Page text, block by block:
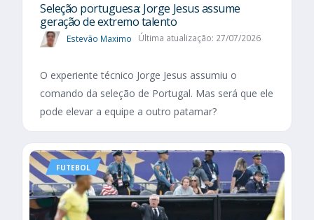
Seleção portuguesa: Jorge Jesus assume
geração de extremo talento
Estevão Maximo Última atualização: 27/07/2026
O experiente técnico Jorge Jesus assumiu o
comando da seleção de Portugal. Mas será que ele
pode elevar a equipe a outro patamar?
FUTEBOL